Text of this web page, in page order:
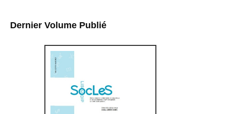
Dernier Volume Publié